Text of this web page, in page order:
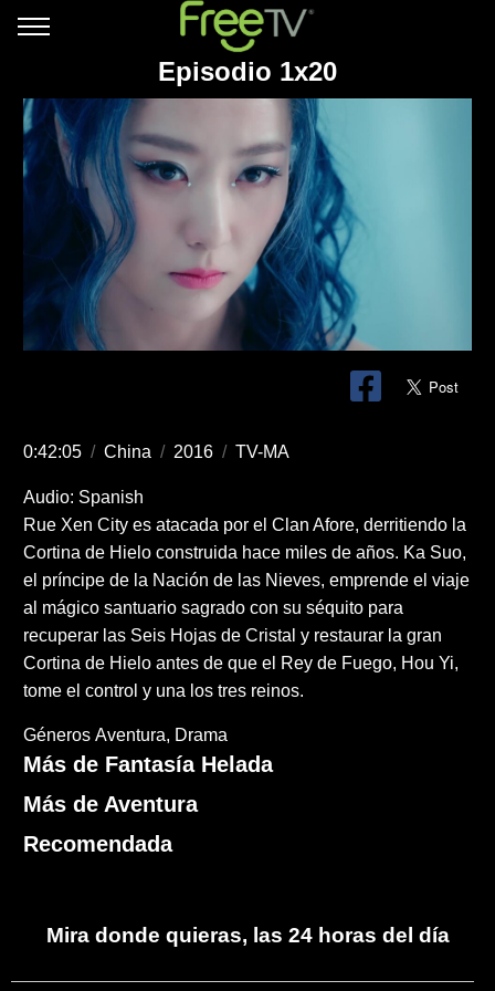
Episodio 1x20
0:42:05 / China / 2016 / TV-MA
Audio: Spanish
Rue Xen City es atacada por el Clan Afore, derritiendo la
Cortina de Hielo construida hace miles de años. Ka Suo,
el príncipe de la Nación de las Nieves, emprende el viaje
al mágico santuario sagrado con su séquito para
recuperar las Seis Hojas de Cristal y restaurar la gran
Cortina de Hielo antes de que el Rey de Fuego, Hou Yi,
tome el control y una los tres reinos.
Géneros Aventura Drama
Más de Fantasía Helada
Más de Aventura
Recomendada
Mira donde quieras, las 24 horas del día